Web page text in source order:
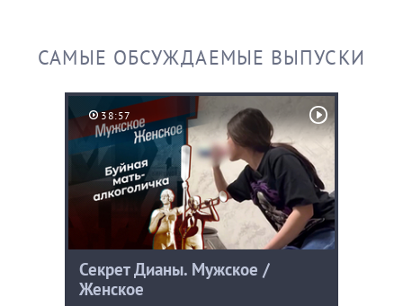
САМЫЕ ОБСУЖДАЕМЫЕ ВЫПУСКИ
38:57
Секрет Дианы. Мужское /
Женское